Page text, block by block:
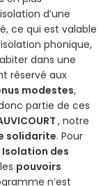
d’une
ce qui est valable
phonique,
dans une
réservé aux
modestes,
partie de ces
, notre
solidarite. Pour
des
pouvoirs
n’est